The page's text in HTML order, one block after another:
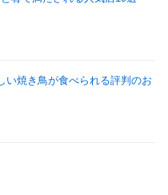
い焼き鳥が食べられる評判のお